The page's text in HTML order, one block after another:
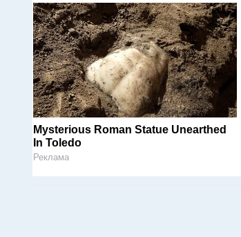
Mysterious Roman Statue Unearthed
In Toledo
Реклама